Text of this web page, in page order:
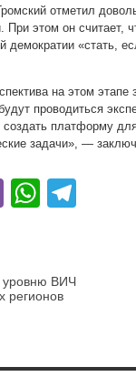
отметил
этом он считает,
демократии «стать,
на этом этапе
проводиться
платформу
задачи», —
Viber
уровню ВИЧ
регионов